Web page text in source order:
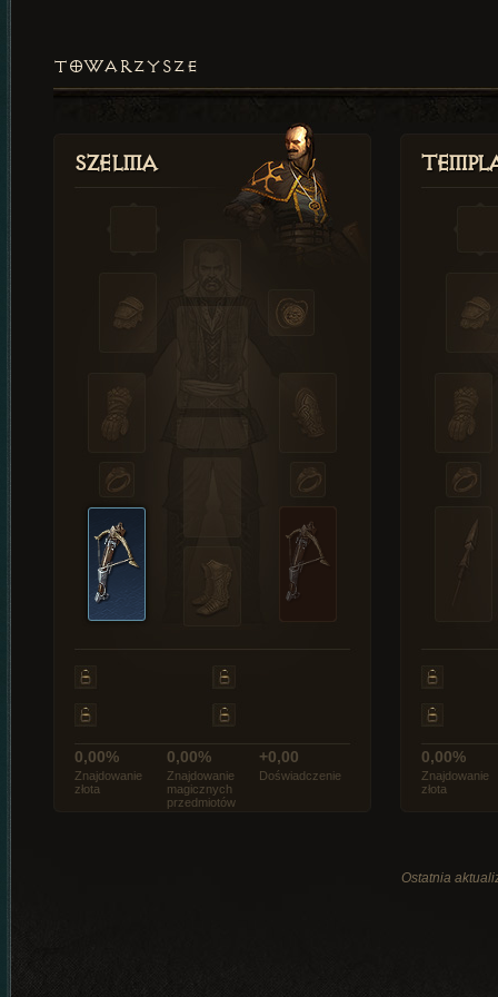
TOWARZYSZE
Szelma
0,00%
Znajdowanie
złota
0,00%
Znajdowanie
magicznych
przedmiotów
+0,00
Doświadczenie
0,00%
Znajdowanie
złota
Ostatnia